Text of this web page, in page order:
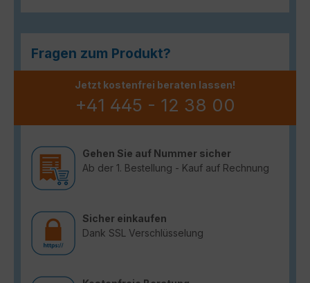
Fragen zum Produkt?
Jetzt kostenfrei beraten lassen!
+41 445 - 12 38 00
Gehen Sie auf Nummer sicher
Ab der 1. Bestellung - Kauf auf Rechnung
Sicher einkaufen
Dank SSL Verschlüsselung